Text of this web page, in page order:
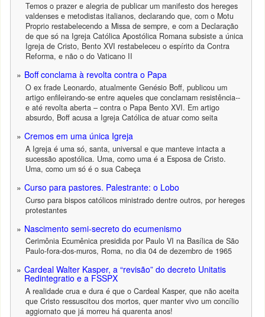
Temos o prazer e alegria de publicar um manifesto dos hereges
valdenses e metodistas italianos, declarando que, com o Motu
Proprio restabelecendo a Missa de sempre, e com a Declaração
de que só na Igreja Católica Apostólica Romana subsiste a única
Igreja de Cristo, Bento XVI restabeleceu o espírito da Contra
Reforma, e não o do Vaticano II
Boff conclama à revolta contra o Papa
O ex frade Leonardo, atualmente Genésio Boff, publicou um
artigo enfileirando-se entre aqueles que conclamam resistência--
e até revolta aberta – contra o Papa Bento XVI. Em artigo
absurdo, Boff acusa a Igreja Católica de atuar como seita
Cremos em uma única Igreja
A Igreja é uma só, santa, universal e que manteve intacta a
sucessão apostólica. Uma, como uma é a Esposa de Cristo.
Uma, como um só é o sua Cabeça
Curso para pastores. Palestrante: o Lobo
Curso para bispos católicos ministrado dentre outros, por hereges
protestantes
Nascimento semi-secreto do ecumenismo
Cerimônia Ecumênica presidida por Paulo VI na Basílica de São
Paulo-fora-dos-muros, Roma, no dia 04 de dezembro de 1965
Cardeal Walter Kasper, a “revisão” do decreto Unitatis
Redintegratio e a FSSPX
A realidade crua e dura é que o Cardeal Kasper, que não aceita
que Cristo ressuscitou dos mortos, quer manter vivo um concílio
aggiornato que já morreu há quarenta anos!